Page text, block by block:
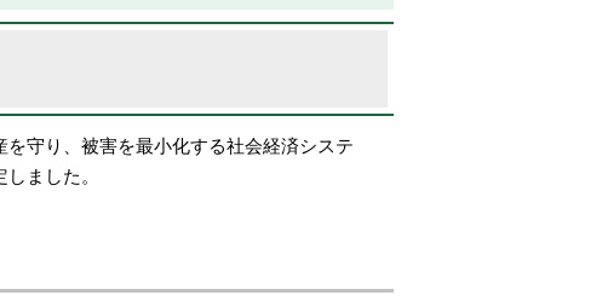
守り、被害を最小化する社会経済システ
ました。